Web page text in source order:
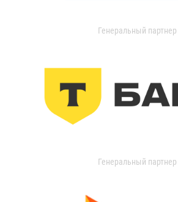
Генеральный партнер
Генеральный партнер